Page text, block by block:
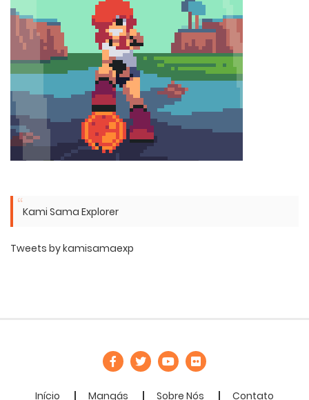
Kami Sama Explorer
Tweets by kamisamaexp
Início Mangás Sobre Nós Contato